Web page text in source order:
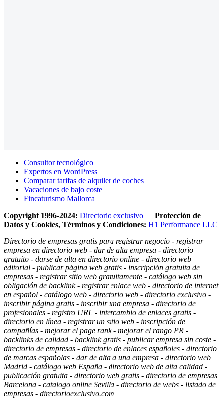
Consultor tecnológico
Expertos en WordPress
Comparar tarifas de alquiler de coches
Vacaciones de bajo coste
Fincaturismo Mallorca
Copyright 1996-2024: Directorio exclusivo | Protección de
Datos y Cookies, Términos y Condiciones: H1 Performance LLC
Directorio de empresas gratis para registrar negocio - registrar
empresa en directorio web - dar de alta empresa - directorio
gratuito - darse de alta en directorio online - directorio web
editorial - publicar página web gratis - inscripción gratuita de
empresas - registrar sitio web gratuitamente - catálogo web sin
obligación de backlink - registrar enlace web - directorio de internet
en español - catálogo web - directorio web - directorio exclusivo -
inscribir página gratis - inscribir una empresa - directorio de
profesionales - registro URL - intercambio de enlaces gratis -
directorio en línea - registrar un sitio web - inscripción de
compañías - mejorar el page rank - mejorar el rango PR -
backlinks de calidad - backlink gratis - publicar empresa sin coste -
directorio de empresas - directorio de enlaces españoles - directorio
de marcas españolas - dar de alta a una empresa - directorio web
Madrid - catálogo web España - directorio web de alta calidad -
publicación gratuita - directorio web gratis - directorio de empresas
Barcelona - catalogo online Sevilla - directorio de webs - listado de
empresas - directorioexclusivo.com